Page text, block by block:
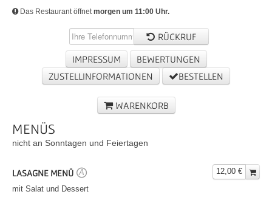
Das Restaurant öffnet morgen um 11:00 Uhr.
RÜCKRUF
IMPRESSUM
BEWERTUNGEN
ZUSTELLINFORMATIONEN
BESTELLEN
WARENKORB
MENÜS
nicht an Sonntagen und Feiertagen
LASAGNE MENÜ A
12,00 €
mit Salat und Dessert